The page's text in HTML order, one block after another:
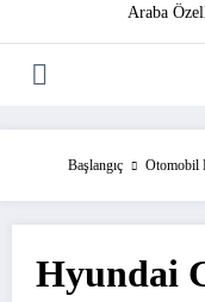
Araba
Başlangıç Otomobil
Hyundai